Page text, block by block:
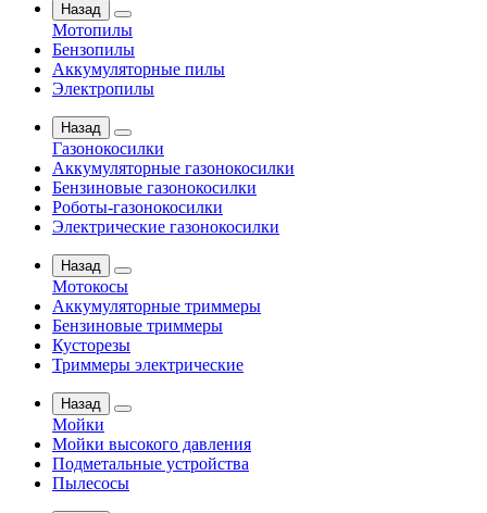
Назад
Мотопилы
Бензопилы
Аккумуляторные пилы
Электропилы
Назад
Газонокосилки
Аккумуляторные газонокосилки
Бензиновые газонокосилки
Роботы-газонокосилки
Электрические газонокосилки
Назад
Мотокосы
Аккумуляторные триммеры
Бензиновые триммеры
Кусторезы
Триммеры электрические
Назад
Мойки
Мойки высокого давления
Подметальные устройства
Пылесосы